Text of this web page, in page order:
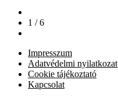
1 / 6
Impresszum
Adatvédelmi nyilatkozat
Cookie tájékoztató
Kapcsolat